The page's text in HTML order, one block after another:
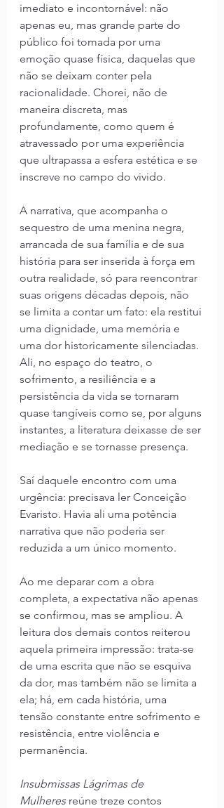
imediato e incontornável: não
apenas eu, mas grande parte do
público foi tomada por uma
emoção quase física, daquelas que
não se deixam conter pela
racionalidade. Chorei, não de
maneira discreta, mas
profundamente, como quem é
atravessado por uma experiência
que ultrapassa a esfera estética e se
inscreve no campo do vivido.
A narrativa, que acompanha o
sequestro de uma menina negra,
arrancada de sua família e de sua
história para ser inserida à força em
outra realidade, só para reencontrar
suas origens décadas depois, não
se limita a contar um fato: ela restitui
uma dignidade, uma memória e
uma dor historicamente silenciadas.
Ali, no espaço do teatro, o
sofrimento, a resiliência e a
persistência da vida se tornaram
quase tangíveis como se, por alguns
instantes, a literatura deixasse de ser
mediação e se tornasse presença.
Saí daquele encontro com uma
urgência: precisava ler Conceição
Evaristo. Havia ali uma potência
narrativa que não poderia ser
reduzida a um único momento.
Ao me deparar com a obra
completa, a expectativa não apenas
se confirmou, mas se ampliou. A
leitura dos demais contos reiterou
aquela primeira impressão: trata-se
de uma escrita que não se esquiva
da dor, mas também não se limita a
ela; há, em cada história, uma
tensão constante entre sofrimento e
resistência, entre violência e
permanência.
Insubmissas Lágrimas de
Mulheres reúne treze contos